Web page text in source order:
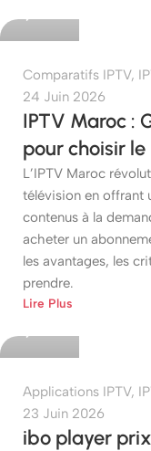
Comparatifs IPTV,
24 Juin 2026
IPTV Maroc :
pour choisir
L’IPTV Maroc
télévision en offrant
contenus à la
acheter un
les avantages, les
prendre.
Lire Plus
etshop
Applications IPTV,
23 Juin 2026
ibo player